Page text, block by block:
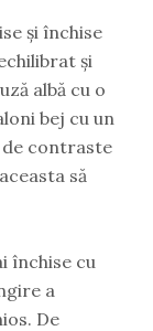
și închise
și
albă cu o
bej cu un
de contraste
să
închise cu
a
De